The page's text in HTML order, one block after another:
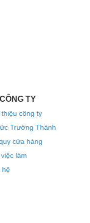
nhiều trong
công suất lớn,
có thể cháy
TY
công ty
Trường Thành
cửa hàng
làm
hệ